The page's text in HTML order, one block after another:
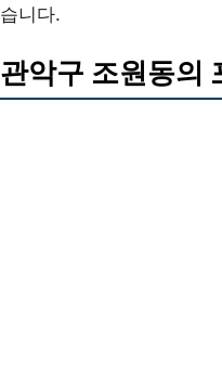
습니다.
관악구 조원동의